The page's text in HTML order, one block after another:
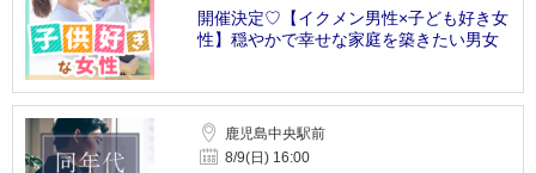
開催決定♡【イクメン男性×子ども好き女
性】穏やかで幸せな家庭を築きたい男女
鹿児島中央駅前
8/9(日) 16:00